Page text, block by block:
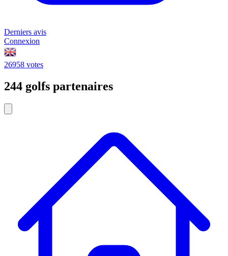
Derniers avis
Connexion
26958 votes
244 golfs partenaires